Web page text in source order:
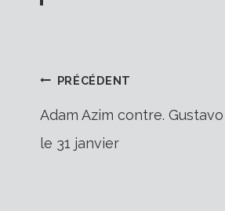
PRÉCÉDENT
Adam Azim contre.
le 31 janvier